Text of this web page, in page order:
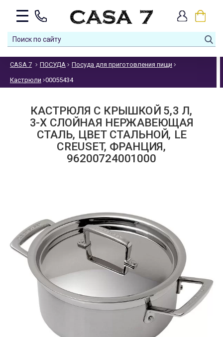
CASA 7 ПОСУДА Посуда для приготовления пищи
Кастрюли 00055434
КАСТРЮЛЯ С КРЫШКОЙ 5,3 Л,
3-Х СЛОЙНАЯ НЕРЖАВЕЮЩАЯ
СТАЛЬ, ЦВЕТ СТАЛЬНОЙ, LE
CREUSET, ФРАНЦИЯ,
96200724001000